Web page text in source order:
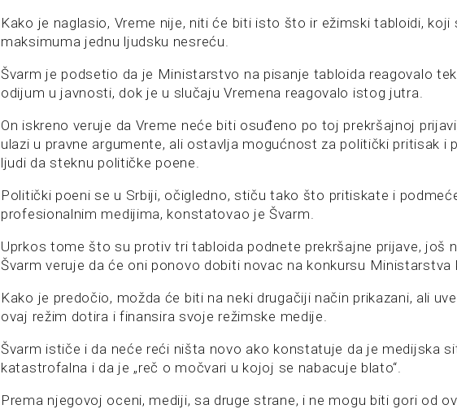
Kako je naglasio, Vreme nije, niti će biti isto što ir ežimski tabloidi, koji
maksimuma jednu ljudsku nesreću.
Švarm je podsetio da je Ministarstvo na pisanje tabloida reagovalo
odijum u javnosti, dok je u slučaju Vremena reagovalo istog jutra.
On iskreno veruje da Vreme neće biti osuđeno po toj prekršajnoj
ulazi u pravne argumente, ali ostavlja mogućnost za politički pritisak i
ljudi da steknu političke poene.
Politički poeni se u Srbiji, očigledno, stiču tako što pritiskate i
profesionalnim medijima, konstatovao je Švarm.
Uprkos tome što su protiv tri tabloida podnete prekršajne prijave, još
Švarm veruje da će oni ponovo dobiti novac na konkursu Ministarstva
Kako je predočio, možda će biti na neki drugačiji način prikazani, ali
ovaj režim dotira i finansira svoje režimske medije.
Švarm ističe i da neće reći ništa novo ako konstatuje da je medijska
katastrofalna i da je „reč o močvari u kojoj se nabacuje blato“.
Prema njegovoj oceni, mediji, sa druge strane, i ne mogu biti gori od